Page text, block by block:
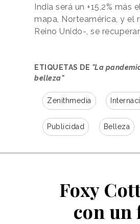
India será un +15,2%
mapa, Norteamérica, y el
Reino Unido-, se
ETIQUETAS DE "La
belleza"
Zenithmedia
Publicidad Belleza
Foxy
con un